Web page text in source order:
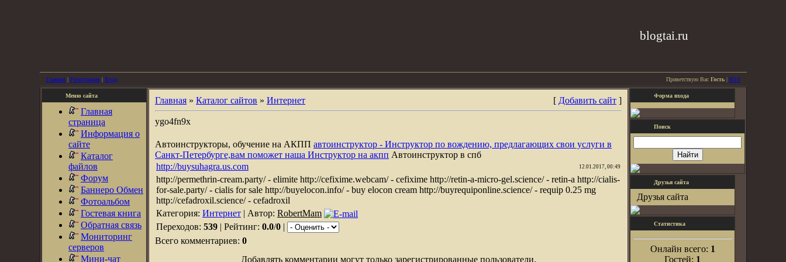
blogtai.ru
Главная | Регистрация | Вход Приветствую Вас Гость | RSS
Меню сайта
Главная
страница
Информация о
сайте
Каталог
файлов
Форум
Баннеро Обмен
Фотоальбом
Гостевая книга
Обратная связь
Мониторинг
серверов
Мини-чат
Главная » Каталог сайтов » Интернет [ Добавить сайт ]
ygo4fn9x
Автоинструкторы, обучение на АКПП автоинструктор - Инструктор по вождению, предлагающих свои услуги в
Санкт-Петербурге,вам поможет наша Инструктор на акпп Автоинструктор в спб
http://buysuhagra.us.com
12.01.2017, 00:49
http://permethrin-cream.party/ - elimite http://cefixime.webcam/ - cefixime http://retin-a-micro-gel.science/ - retin-a http://cialis-
for-sale.party/ - cialis for sale http://buyelocon.info/ - buy elocon cream http://buyrequiponline.science/ - requip 0.25 mg
http://cefadroxil.science/ - cefadroxil
Категория: Интернет | Автор: RobertMam
Переходов: 539 | Рейтинг: 0.0/0 |
Всего комментариев: 0
Добавлять комментарии могут только зарегистрированные пользователи.
Форма входа
Поиск
Друзья сайта
Друзья сайта
Статистика
Онлайн всего: 1
Гостей: 1